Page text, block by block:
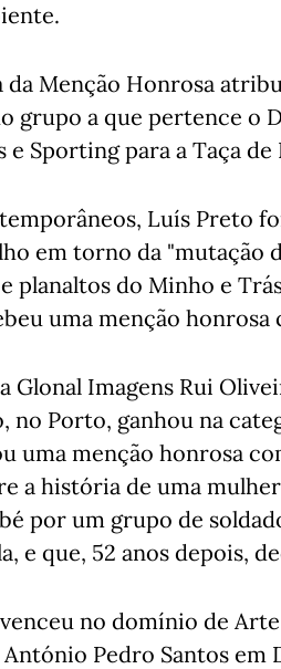
da Menção Honrosa
grupo a que pertence o
Sporting para a Taça de
Luís Preto
em torno da "mutação
planaltos do Minho e
uma menção honrosa
Glonal Imagens Rui
no Porto, ganhou na
uma menção honrosa
a história de uma
por um grupo de
e que, 52 anos depois,
no domínio de
António Pedro Santos